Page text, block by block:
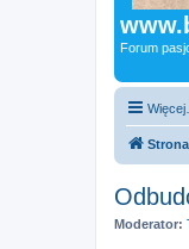
Forum
Moderator: